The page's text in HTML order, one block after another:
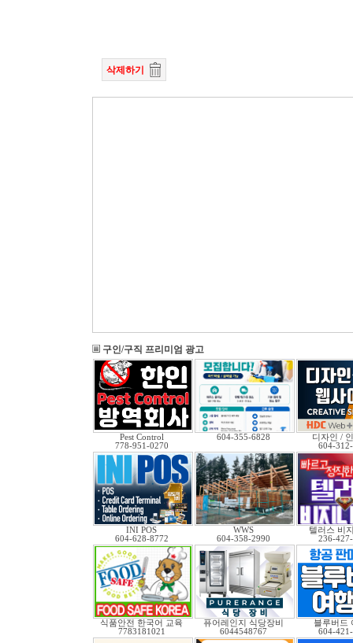
삭제하기
구인/구직 프리미엄 광고
Pest Control
778-951-0270
604-355-6828
디자인 /
604-
INI POS
604-628-8772
WWS
604-358-2990
텔러스 비
236-
식품안전 한국어 교육
7783181021
퓨어레인지 식당장비
6044548767
블루버드
604-